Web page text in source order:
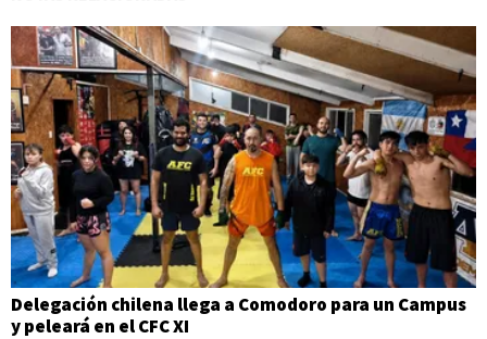
Delegación chilena llega a Comodoro para un Campus
y peleará en el CFC XI